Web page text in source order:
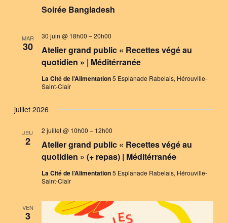
Soirée Bangladesh
MAR
30
Atelier grand public « Recettes végé au
quotidien » | Méditérranée
30 juin @ 18h00 –20h00
La Cité de l’Alimentation5 Esplanade Rabelais, Hérouville-
Saint-Clair
juillet 2026
JEU
2
Atelier grand public « Recettes végé au
quotidien » (+ repas) | Méditérranée
2 juillet @ 10h00 – 12h00
La Cité de l’Alimentation5 Esplanade Rabelais, Hérouville-
Saint-Clair
VEN
3